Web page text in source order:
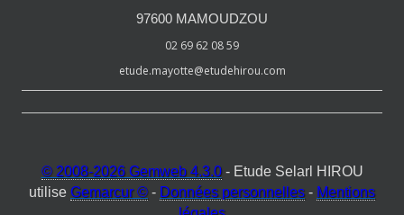
97600 MAMOUDZOU
02 69 62 08 59
etude.mayotte@etudehirou.com
© 2008-2026 Gemweb 4.3.0- Etude Selarl HIROU
utilise Gemarcur © - Données personnelles - Mentions